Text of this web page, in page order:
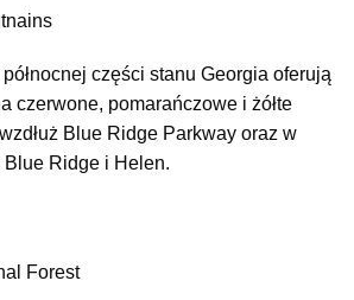
części stanu Georgia oferują
czerwone, pomarańczowe i żółte
Blue Ridge Parkway oraz w
Ridge i Helen.
Forest